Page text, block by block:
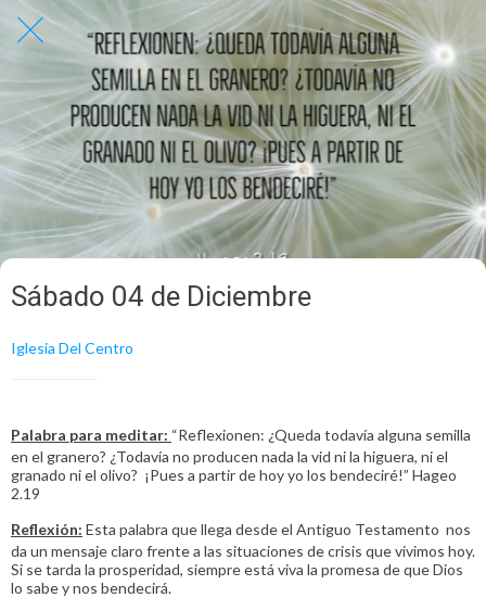
Sábado 04 de Diciembre
Iglesia Del Centro
Palabra para meditar: “Reflexionen: ¿Queda todavía alguna semilla
en el granero? ¿Todavía no producen nada la vid ni la higuera, ni el
granado ni el olivo? ¡Pues a partir de hoy yo los bendeciré!” Hageo
2.19
Reflexión: Esta palabra que llega desde el Antiguo Testamento nos
da un mensaje claro frente a las situaciones de crisis que vivimos hoy.
Si se tarda la prosperidad, siempre está viva la promesa de que Dios
lo sabe y nos bendecirá.